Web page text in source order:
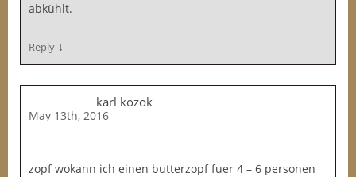
abkühlt.
Reply ↓
karl kozok
May 13th, 2016
zopf wokann ich einen butterzopf fuer 4 – 6 personen